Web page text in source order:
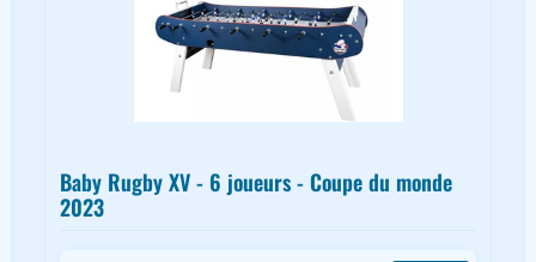
Baby Rugby XV - 6 joueurs - Coupe du monde
2023